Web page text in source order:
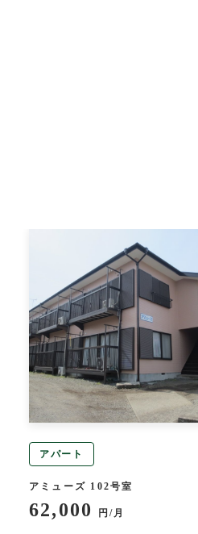
アパート
アミューズ 102号室
62,000 円/月